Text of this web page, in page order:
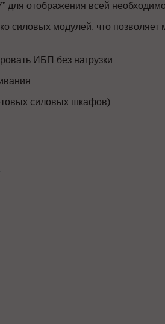
для отображения всей
силовых модулей, что позволяет
ИБП без нагрузки
силовых шкафов)